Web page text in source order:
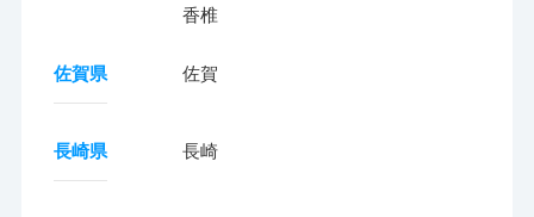
香椎
佐賀県 佐賀
長崎県 長崎